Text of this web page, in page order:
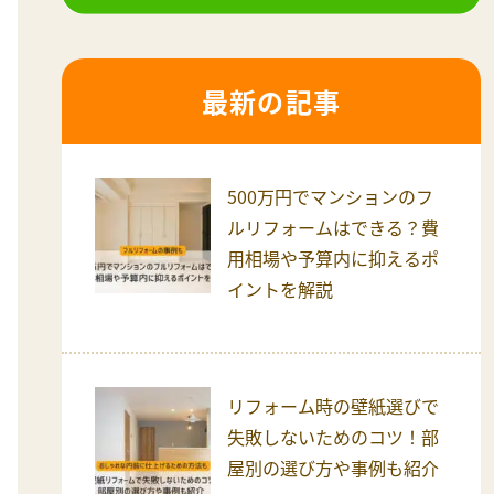
最新の記事
500万円でマンションのフ
ルリフォームはできる？費
用相場や予算内に抑えるポ
イントを解説
リフォーム時の壁紙選びで
失敗しないためのコツ！部
屋別の選び方や事例も紹介